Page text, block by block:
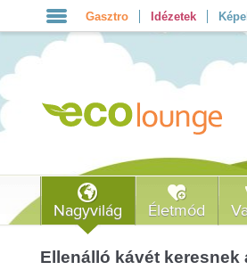
Gasztro Idézetek
Nagyvilág Életmód
Ellenálló kávét keresnek